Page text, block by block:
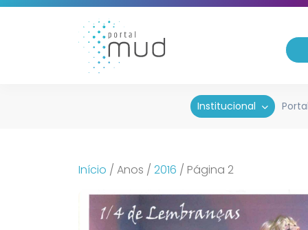
Institucional
Início / Anos / 2016 / Página 2